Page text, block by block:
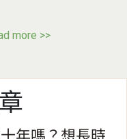
more >>
年嗎？想長時